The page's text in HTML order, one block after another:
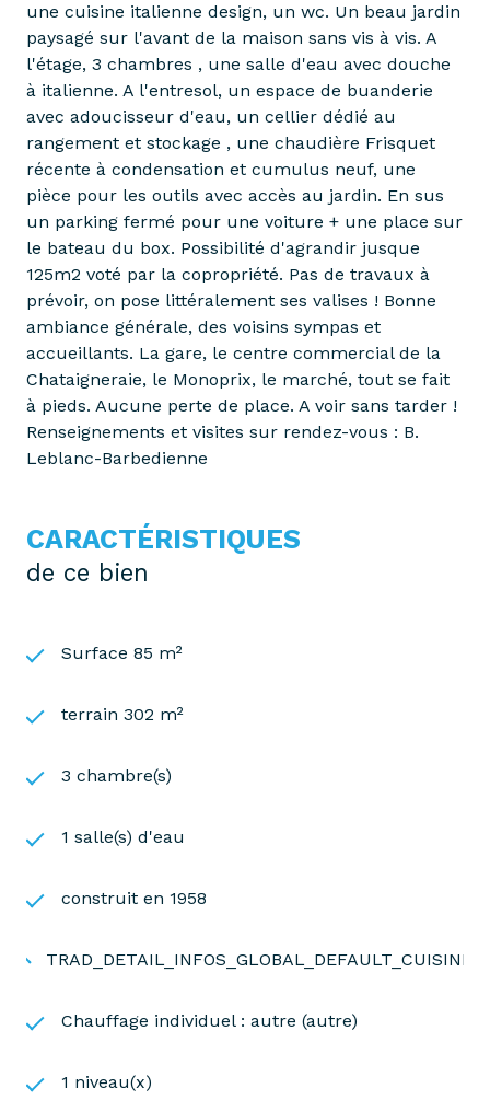
une cuisine italienne design, un wc. Un beau jardin
paysagé sur l'avant de la maison sans vis à vis. A
l'étage, 3 chambres , une salle d'eau avec douche
à italienne. A l'entresol, un espace de buanderie
avec adoucisseur d'eau, un cellier dédié au
rangement et stockage , une chaudière Frisquet
récente à condensation et cumulus neuf, une
pièce pour les outils avec accès au jardin. En sus
un parking fermé pour une voiture + une place sur
le bateau du box. Possibilité d'agrandir jusque
125m2 voté par la copropriété. Pas de travaux à
prévoir, on pose littéralement ses valises ! Bonne
ambiance générale, des voisins sympas et
accueillants. La gare, le centre commercial de la
Chataigneraie, le Monoprix, le marché, tout se fait
à pieds. Aucune perte de place. A voir sans tarder !
Renseignements et visites sur rendez-vous : B.
Leblanc-Barbedienne
CARACTÉRISTIQUES
de ce bien
Surface 85 m²
terrain 302 m²
3 chambre(s)
1 salle(s) d'eau
construit en 1958
Chauffage individuel : autre (autre)
1 niveau(x)